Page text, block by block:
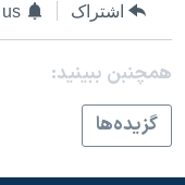
اشتراک
همچنبن ببینید:
گزيده‌ها